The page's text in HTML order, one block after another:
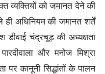
व्यक्तियों को जमानत देने की
अधिनियम की जमानत शर्तें
डीवाई चंद्रचूड़ की अध्यक्षता
और मनोज मिश्रा
पर कानूनी सिद्धांतों के पालन